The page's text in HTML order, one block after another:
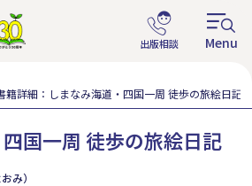
籍詳細：しまなみ海道・四国一周 徒歩の旅絵日記
国一周 徒歩の旅絵日記
み）